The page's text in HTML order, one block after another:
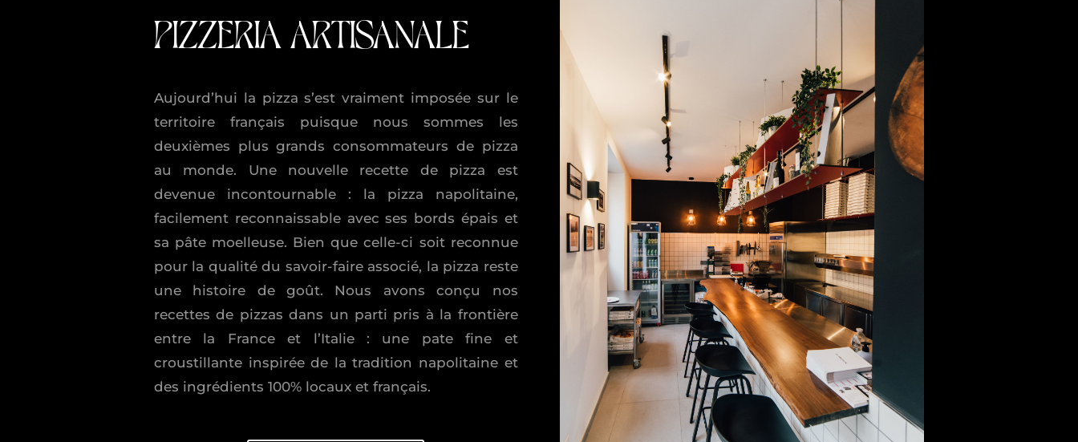
PIZZERIA ARTISANALE
Aujourd’hui la pizza s’est vraiment imposée sur le
territoire français puisque nous sommes les
deuxièmes plus grands consommateurs de pizza
au monde. Une nouvelle recette de pizza est
devenue incontournable : la pizza napolitaine,
facilement reconnaissable avec ses bords épais et
sa pâte moelleuse. Bien que celle-ci soit reconnue
pour la qualité du savoir-faire associé, la pizza reste
une histoire de goût. Nous avons conçu nos
recettes de pizzas dans un parti pris à la frontière
entre la France et l’Italie : une pate fine et
croustillante inspirée de la tradition napolitaine et
des ingrédients 100% locaux et français.